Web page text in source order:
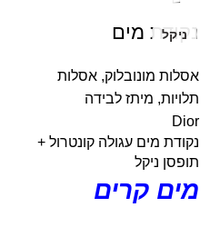
ניקל
נקודת מים
אסלות מונובלוק, אסלות
תלויות, מיתז לבידה
Dior
נקודת מים עגולה קונטרול +
תופסן ניקל
מים קרים